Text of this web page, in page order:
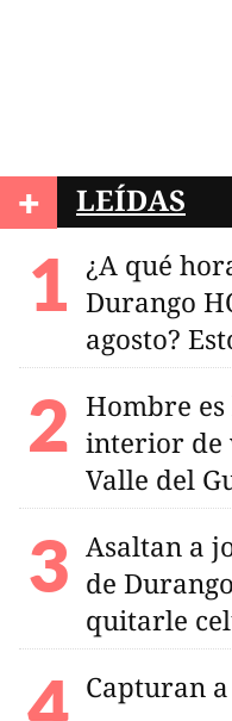
+ LEÍDAS
¿A qué
Durango
agosto?
Hombre
interior de
Valle del
Asaltan a
de
quitarle
Capturan